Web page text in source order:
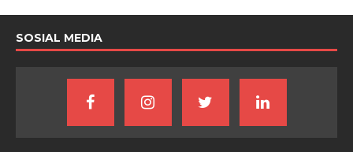
SOSIAL MEDIA